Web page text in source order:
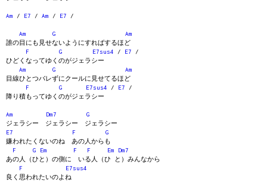
Am / E7 / Am / E7 /
Am G
Am
誰の目にも見せないようにすればするほど
F
G E7sus4 / E7 /
ひどくなってゆくのがジェラシー
Am
G
Am
目線ひとつバレずにクールに見せてるほど
F
G E7sus4 / E7 /
降り積もってゆくのがジェラシー
Am Dm7
G
ジェラシー ジェラシー ジェラシー
E7
F
G
嫌われたくないのね あの人からも
F
G Em F F Em
Dm7
あの人（ひと）の側に いる人（ひ と）みんなから
F
E7sus4
良く思われたいのよね